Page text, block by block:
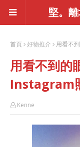
堅。
首頁 好物推介 用看不
用看不到的
Instagram
Kenne